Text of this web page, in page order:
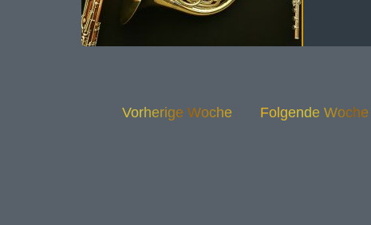
Vorherige Woche Folgende Woche